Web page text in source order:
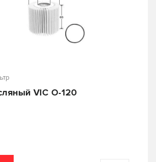
VIC O-120